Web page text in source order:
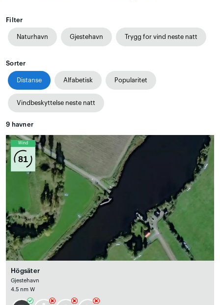
Filter
Naturhavn Gjestehavn Trygg for vind neste natt
Sorter
Distanse Alfabetisk Popularitet
Vindbeskyttelse neste natt
9 havner
Wind
81
Högsäter
Gjestehavn
4.5 nm W